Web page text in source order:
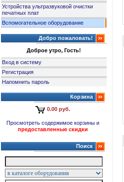
Устройства ультразвуковой очистки
печатных плат
Вспомогательное оборудование
Добро пожаловать!
Доброе утро, Гость!
Вход в систему
Регистрация
Напомнить пароль
Корзина
0.00 руб.
Просмотреть содержимое корзины и
предоставленные скидки
Поиск